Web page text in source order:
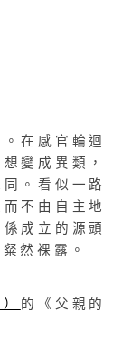
在感官輪迴
變成異類，
。看似一路
不由自主地
成立的源頭
然裸露。
的《父親的